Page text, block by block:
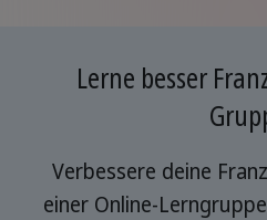
Lerne besser
Verbessere deine
einer Online-